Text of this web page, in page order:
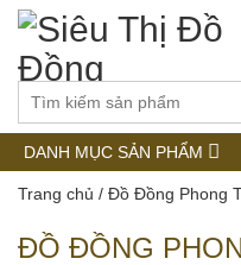
DANH MỤC SẢN PHẨM
Trang chủ / Đồ Đồng Phong
ĐỒ ĐỒNG